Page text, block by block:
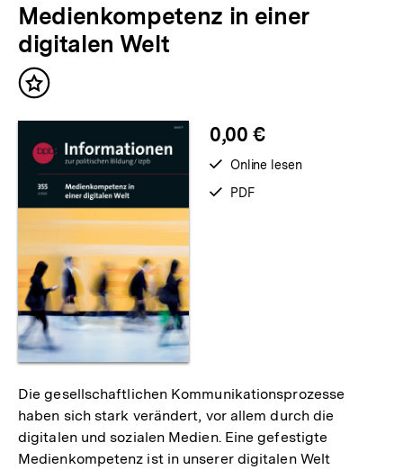
Medienkompetenz in einer
digitalen Welt
Inhalt
0,00 €
verfügbar
Online lesen
verfügbar
PDF
Die gesellschaftlichen Kommunikationsprozesse
haben sich stark verändert, vor allem durch die
digitalen und sozialen Medien. Eine gefestigte
Medienkompetenz ist in unserer digitalen Welt